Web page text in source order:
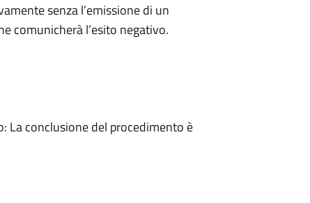
senza l’emissione di un
comunicherà l’esito negativo.
La conclusione del procedimento è